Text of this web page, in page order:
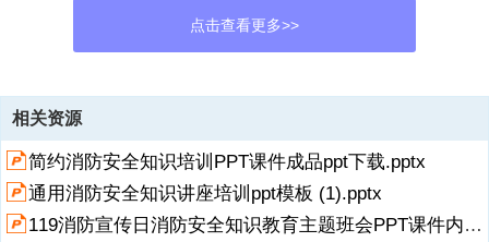
点击查看更多>>
资源描述
1、消防安全知识讲座,据统计，近年来，我国每年因火灾死亡的人数在
逐年上升，因火灾受伤的人则达5000人左右。随着人们在生产生活中用
火用电的不断增多，由于人们用火用电管理不慎、或者设备故障等原因
而不断产生火灾，对人类的生命财产构成了巨大的威胁。,如何正确的使
用火和防止火灾的发生，是我们日常生活中的一项十分重要的工作。,前
相关资源
简约消防安全知识培训PPT课件成品ppt下载.pptx
通用消防安全知识讲座培训ppt模板 (1).pptx
119消防宣传日消防安全知识教育主题班会PPT课件内容完整.pptx